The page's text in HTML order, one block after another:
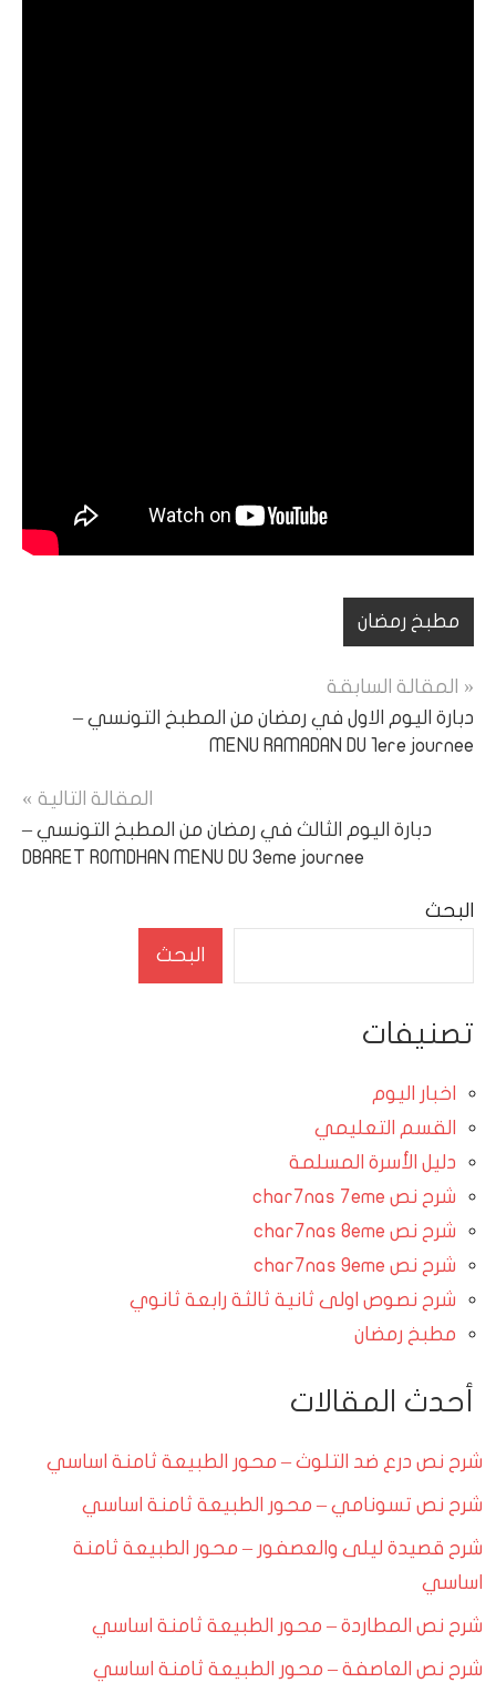
مطبخ رمضان
تصفّح
المقالات
المقالة السابقة
دبارة اليوم الاول في رمضان من المطبخ التونسي –
MENU RAMADAN DU 1ere journee
المقالة التالية
دبارة اليوم الثالث في رمضان من المطبخ التونسي –
DBARET ROMDHAN MENU DU 3eme journee
البحث
البحث
تصنيفات
اخبار اليوم
القسم التعليمي
دليل الأسرة المسلمة
شرح نص char7nas 7eme
شرح نص char7nas 8eme
شرح نص char7nas 9eme
شرح نصوص اولى ثانية ثالثة رابعة ثانوي
مطبخ رمضان
أحدث المقالات
شرح نص درع ضد التلوث – محور الطبيعة ثامنة اساسي
شرح نص تسونامي – محور الطبيعة ثامنة اساسي
شرح قصيدة ليلى والعصفور – محور الطبيعة ثامنة
اساسي
شرح نص المطاردة – محور الطبيعة ثامنة اساسي
شرح نص العاصفة – محور الطبيعة ثامنة اساسي